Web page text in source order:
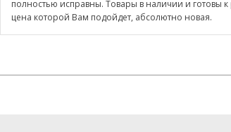
полностью исправны. Товары в наличии и готовы к
цена которой Вам подойдет, абсолютно новая.